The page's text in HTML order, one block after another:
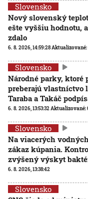
Slovensko
Nový slovenský
ešte vyššiu hodnotu,
zdalo
6. 8. 2026, 14:59:28Aktualizované:
Slovensko
Národné parky, ktoré
preberajú vlastníctvo
Taraba a Takáč
6. 8. 2026, 13:53:32Aktualizované:
Slovensko
Na viacerých
zákaz kúpania.
zvýšený výskyt
6. 8. 2026, 13:38:42
Slovensko